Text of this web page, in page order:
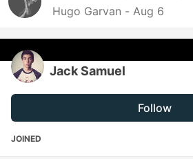
Hugo Garvan - Aug 6
Jack Samuel
Follow
JOINED